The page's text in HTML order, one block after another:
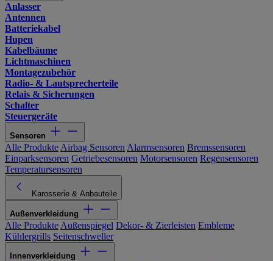
Anlasser
Antennen
Batteriekabel
Hupen
Kabelbäume
Lichtmaschinen
Montagezubehör
Radio- & Lautsprecherteile
Relais & Sicherungen
Schalter
Steuergeräte
Sensoren
Alle Produkte Airbag Sensoren Alarmsensoren Bremssensoren
Einparksensoren Getriebesensoren Motorsensoren Regensensoren
Temperatursensoren
Karosserie & Anbauteile
Außenverkleidung
Alle Produkte Außenspiegel Dekor- & Zierleisten Embleme
Kühlergrills Seitenschweller
Innenverkleidung